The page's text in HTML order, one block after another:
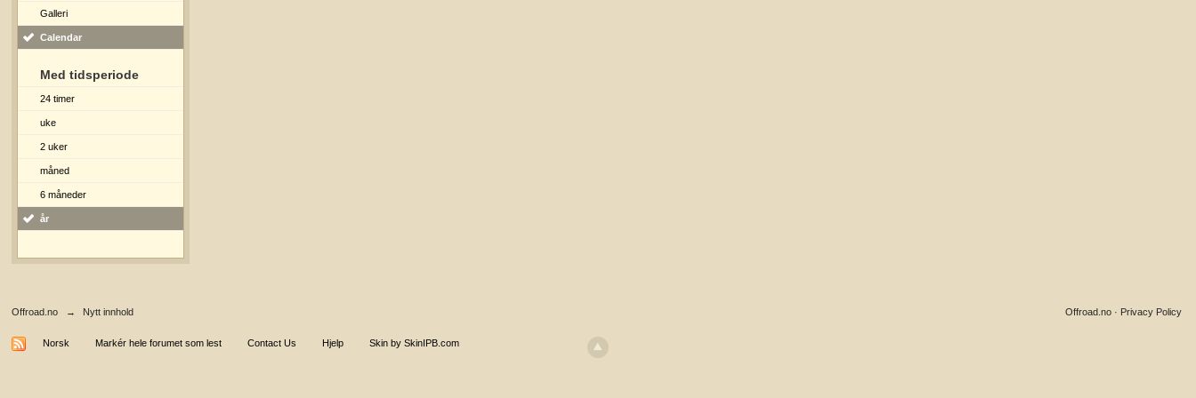
Galleri
Calendar
Med tidsperiode
24 timer
uke
2 uker
måned
6 måneder
år
Offroad.no → Nytt innhold Privacy Policy
Offroad.no ·
Norsk Markér hele forumet som lest Contact Us Hjelp Skin by SkinIPB.com